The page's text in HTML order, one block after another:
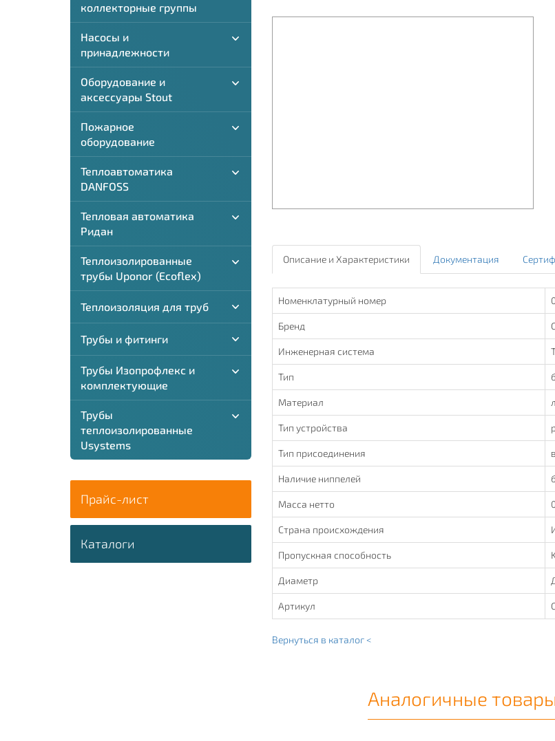
коллекторные группы
Насосы и
принадлежности
Оборудование и
аксессуары Stout
Пожарное
оборудование
Теплоавтоматика
DANFOSS
Тепловая автоматика
Ридан
Теплоизолированные
трубы Uponor (Ecoflex)
Теплоизоляция для труб
Трубы и фитинги
Трубы Изопрофлекс и
комплектующие
Трубы
теплоизолированные
Usystems
Прайс-лист
Каталоги
Описание и Характеристики Документация
Номенклатурный номер
Бренд
Инженерная система
Тип
Материал
Тип устройства
Тип присоединения
Наличие ниппелей
Масса нетто
Страна происхождения
Пропускная способность
Диаметр
Артикул
Вернуться в каталог <
Аналогичные